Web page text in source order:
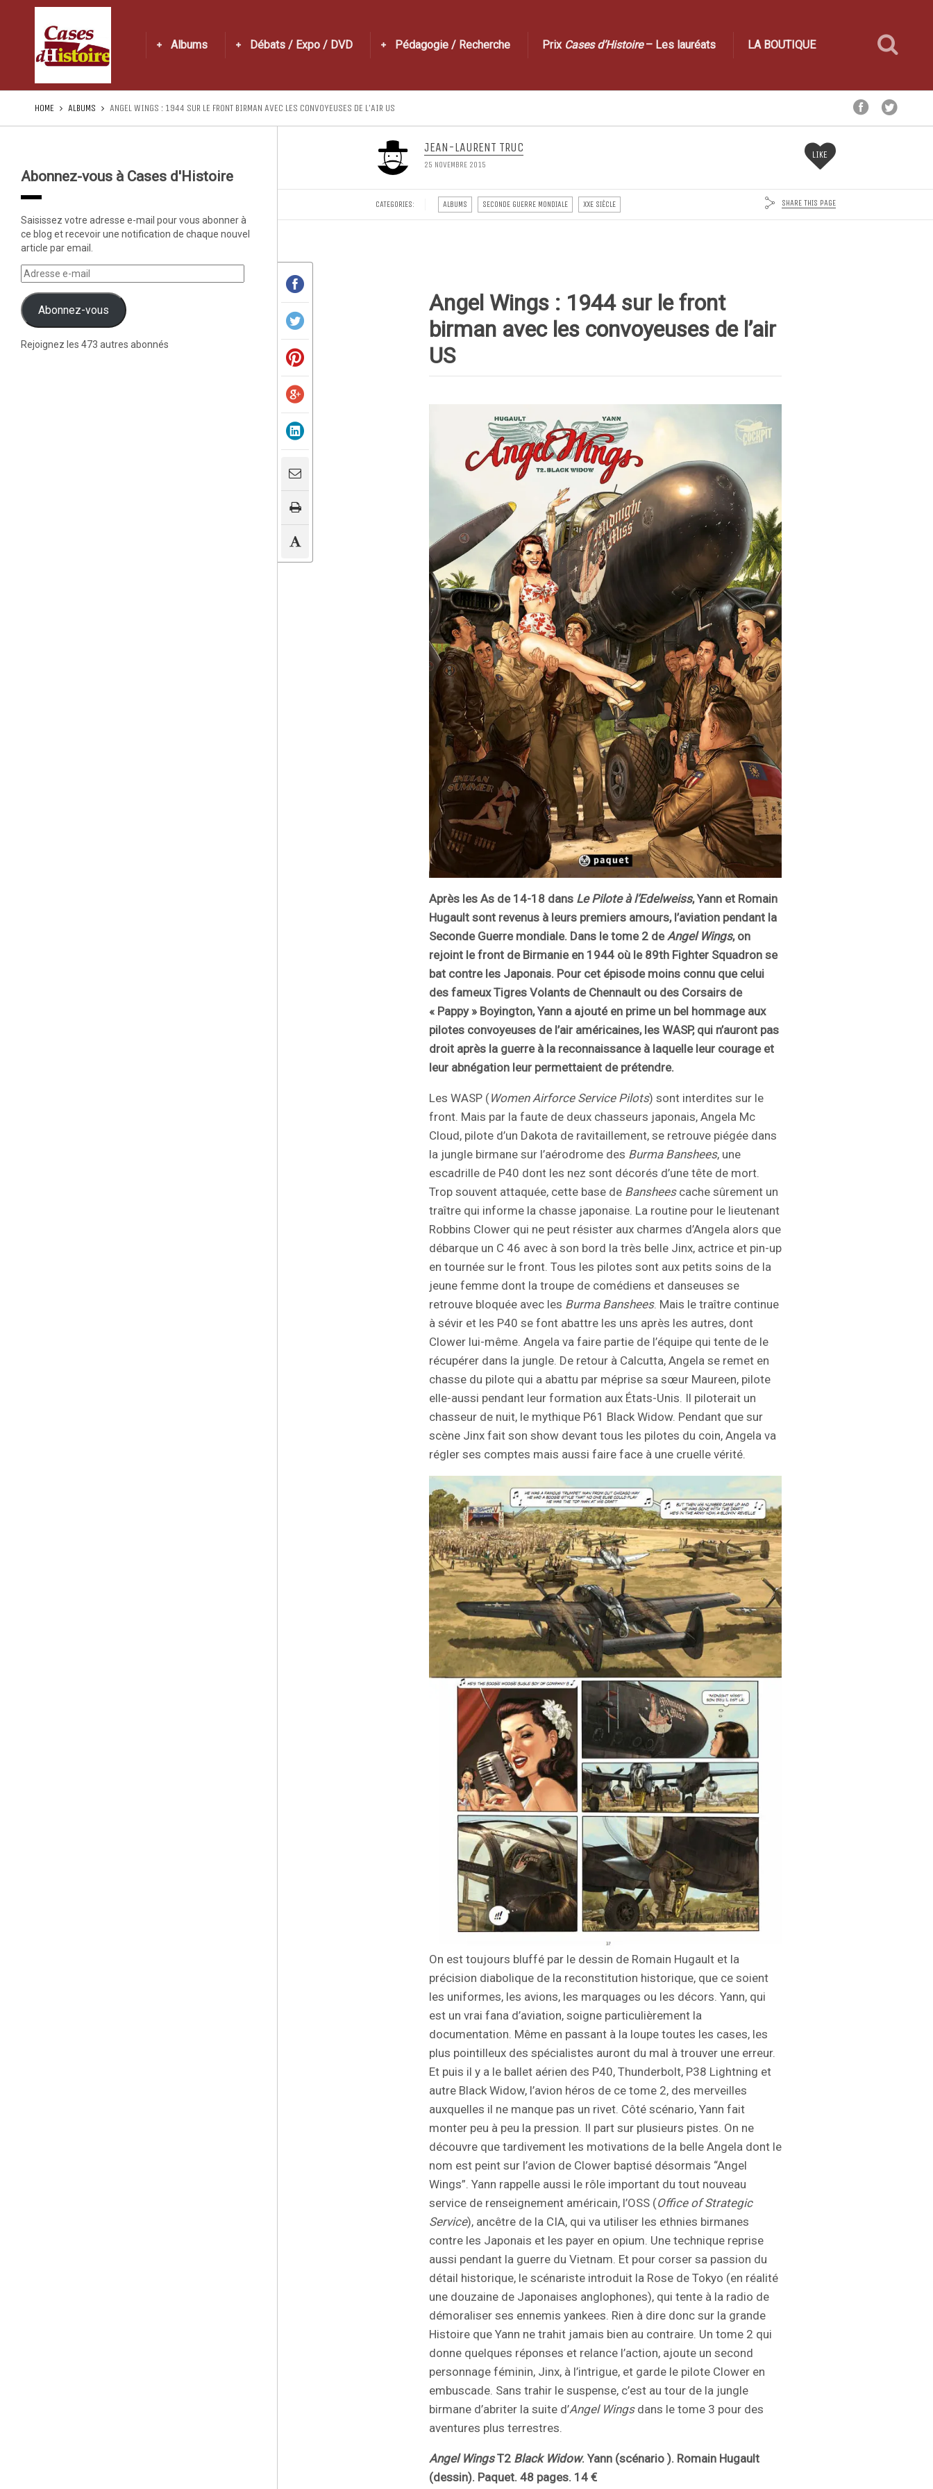
Albums Débats / Expo / DVD Pédagogie / Recherche Prix Cases d’Histoire– Les lauréats LA BOUTIQUE
HOME ALBUMS ANGEL WINGS : 1944 SUR LE FRONT BIRMAN AVEC LES CONVOYEUSES DE L’AIR US
Abonnez-vous à Cases d'Histoire
Saisissez votre adresse e-mail pour vous abonner à
ce blog et recevoir une notification de chaque nouvel
article par email.
Abonnez-vous
Rejoignez les 473 autres abonnés
JEAN-LAURENT TRUC
25 NOVEMBRE 2015
LIKE
CATEGORIES: ALBUMS SECONDE GUERRE MONDIALE XXE SIÈCLE SHARE THIS PAGE
Angel Wings : 1944 sur le front
birman avec les convoyeuses de l’air
US
Après les As de 14-18 dans Le Pilote à l’Edelweiss, Yann et Romain
Hugault sont revenus à leurs premiers amours, l’aviation pendant la
Seconde Guerre mondiale. Dans le tome 2 deAngel Wings, on
rejoint le front de Birmanie en 1944 où le 89th Fighter Squadron se
bat contre les Japonais. Pour cet épisode moins connu que celui
des fameux Tigres Volants de Chennault ou des Corsairs de
« Pappy » Boyington, Yann a ajouté en prime un bel hommage aux
pilotes convoyeuses de l’air américaines, les WASP, qui n’auront pas
droit après la guerre à la reconnaissance à laquelle leur courage et
leur abnégation leur permettaient de prétendre.
Les WASP (Women Airforce Service Pilots) sont interdites sur le
front. Mais par la faute de deux chasseurs japonais, Angela Mc
Cloud, pilote d’un Dakota de ravitaillement, se retrouve piégée dans
la jungle birmane sur l’aérodrome des Burma Banshees, une
escadrille de P40 dont les nez sont décorés d’une tête de mort.
Trop souvent attaquée, cette base de Bansheescache sûrement un
traître qui informe la chasse japonaise. La routine pour le lieutenant
Robbins Clower qui ne peut résister aux charmes d’Angela alors que
débarque un C 46 avec à son bord la très belle Jinx, actrice et pin-up
en tournée sur le front. Tous les pilotes sont aux petits soins de la
jeune femme dont la troupe de comédiens et danseuses se
retrouve bloquée avec les Burma Banshees. Mais le traître continue
à sévir et les P40 se font abattre les uns après les autres, dont
Clower lui-même. Angela va faire partie de l’équipe qui tente de le
récupérer dans la jungle. De retour à Calcutta, Angela se remet en
chasse du pilote qui a abattu par méprise sa sœur Maureen, pilote
elle-aussi pendant leur formation aux États-Unis. Il piloterait un
chasseur de nuit, le mythique P61 Black Widow. Pendant que sur
scène Jinx fait son show devant tous les pilotes du coin, Angela va
régler ses comptes mais aussi faire face à une cruelle vérité.
On est toujours bluffé par le dessin de Romain Hugault et la
précision diabolique de la reconstitution historique, que ce soient
les uniformes, les avions, les marquages ou les décors. Yann, qui
est un vrai fana d’aviation, soigne particulièrement la
documentation. Même en passant à la loupe toutes les cases, les
plus pointilleux des spécialistes auront du mal à trouver une erreur.
Et puis il y a le ballet aérien des P40, Thunderbolt, P38 Lightning et
autre Black Widow, l’avion héros de ce tome 2, des merveilles
auxquelles il ne manque pas un rivet. Côté scénario, Yann fait
monter peu à peu la pression. Il part sur plusieurs pistes. On ne
découvre que tardivement les motivations de la belle Angela dont le
nom est peint sur l’avion de Clower baptisé désormais “Angel
Wings”. Yann rappelle aussi le rôle important du tout nouveau
service de renseignement américain, l’OSS (Office of Strategic
Service), ancêtre de la CIA, qui va utiliser les ethnies birmanes
contre les Japonais et les payer en opium. Une technique reprise
aussi pendant la guerre du Vietnam. Et pour corser sa passion du
détail historique, le scénariste introduit la Rose de Tokyo (en réalité
une douzaine de Japonaises anglophones), qui tente à la radio de
démoraliser ses ennemis yankees. Rien à dire donc sur la grande
Histoire que Yann ne trahit jamais bien au contraire. Un tome 2 qui
donne quelques réponses et relance l’action, ajoute un second
personnage féminin, Jinx, à l’intrigue, et garde le pilote Clower en
embuscade. Sans trahir le suspense, c’est au tour de la jungle
birmane d’abriter la suite d’Angel Wingsdans le tome 3 pour des
aventures plus terrestres.
Angel WingsT2 Black Widow. Yann (scénario ). Romain Hugault
(dessin). Paquet. 48 pages. 14 €